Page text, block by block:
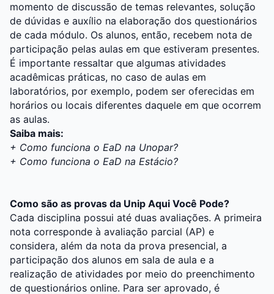
momento de discussão de temas relevantes, solução
de dúvidas e auxílio na elaboração dos questionários
de cada módulo. Os alunos, então, recebem nota de
participação pelas aulas em que estiveram presentes.
É importante ressaltar que algumas atividades
acadêmicas práticas, no caso de aulas em
laboratórios, por exemplo, podem ser oferecidas em
horários ou locais diferentes daquele em que ocorrem
as aulas.
Saiba mais:
+ Como funciona o EaD na Unopar?
+ Como funciona o EaD na Estácio?
Como são as provas da Unip Aqui Você Pode?
Cada disciplina possui até duas avaliações. A primeira
nota corresponde à avaliação parcial (AP) e
considera, além da nota da prova presencial, a
participação dos alunos em sala de aula e a
realização de atividades por meio do preenchimento
de questionários online. Para ser aprovado, é